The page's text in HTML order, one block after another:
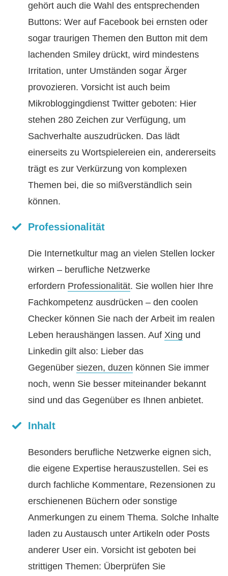
gehört auch die Wahl des entsprechenden
Buttons: Wer auf Facebook bei ernsten oder
sogar traurigen Themen den Button mit dem
lachenden Smiley drückt, wird mindestens
Irritation, unter Umständen sogar Ärger
provozieren. Vorsicht ist auch beim
Mikrobloggingdienst Twitter geboten: Hier
stehen 280 Zeichen zur Verfügung, um
Sachverhalte auszudrücken. Das lädt
einerseits zu Wortspielereien ein, andererseits
trägt es zur Verkürzung von komplexen
Themen bei, die so mißverständlich sein
können.
Professionalität
Die Internetkultur mag an vielen Stellen locker
wirken – berufliche Netzwerke
erfordern Professionalität. Sie wollen hier Ihre
Fachkompetenz ausdrücken – den coolen
Checker können Sie nach der Arbeit im realen
Leben heraushängen lassen. Auf Xing und
Linkedin gilt also: Lieber das
Gegenüber siezen, duzen können Sie immer
noch, wenn Sie besser miteinander bekannt
sind und das Gegenüber es Ihnen anbietet.
Inhalt
Besonders berufliche Netzwerke eignen sich,
die eigene Expertise herauszustellen. Sei es
durch fachliche Kommentare, Rezensionen zu
erschienenen Büchern oder sonstige
Anmerkungen zu einem Thema. Solche Inhalte
laden zu Austausch unter Artikeln oder Posts
anderer User ein. Vorsicht ist geboten bei
strittigen Themen: Überprüfen Sie